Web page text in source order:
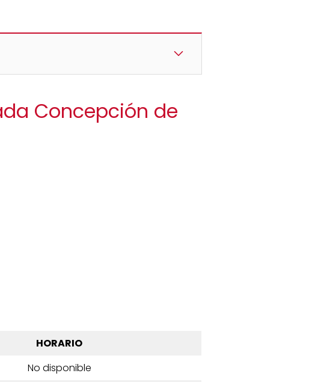
Concepción de
HORARIO
No disponible